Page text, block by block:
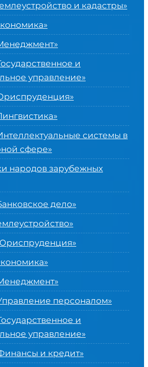
и кадастры»
и
управление»
системы в
сфере»
народов зарубежных
дело»
персоналом»
и
управление»
и кредит»